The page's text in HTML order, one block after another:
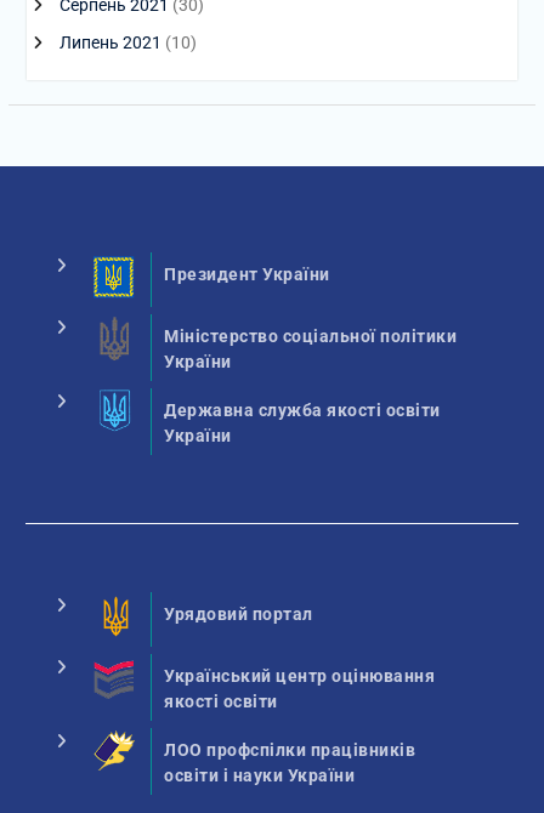
Серпень 2021 (30)
Липень 2021 (10)
Президент України
Міністерство соціальної політики
України
Державна служба якості освіти
України
Урядовий портал
Український центр оцінювання
якості освіти
ЛОО профспілки працівників
освіти і науки України